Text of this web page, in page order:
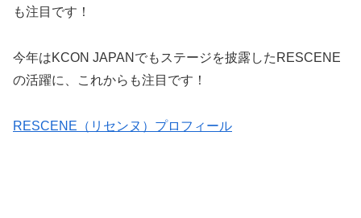
も注目です！
今年はKCON JAPANでもステージを披露したRESCENE
の活躍に、これからも注目です！
RESCENE（リセンヌ）プロフィール